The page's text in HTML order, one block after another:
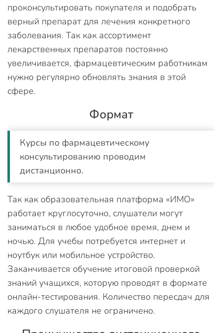
проконсультировать покупателя и подобрать
верный препарат для лечения конкретного
заболевания. Так как ассортимент
лекарственных препаратов постоянно
увеличивается, фармацевтическим работникам
нужно регулярно обновлять знания в этой
сфере.
Формат
Курсы по фармацевтическому
консультированию проводим
дистанционно.
Так как образовательная платформа «ИМО»
работает круглосуточно, слушатели могут
заниматься в любое удобное время, днем и
ночью. Для учебы потребуется интернет и
ноутбук или мобильное устройство.
Заканчивается обучение итоговой проверкой
знаний учащихся, которую проводят в формате
онлайн-тестирования. Количество пересдач для
каждого слушателя не ограничено.